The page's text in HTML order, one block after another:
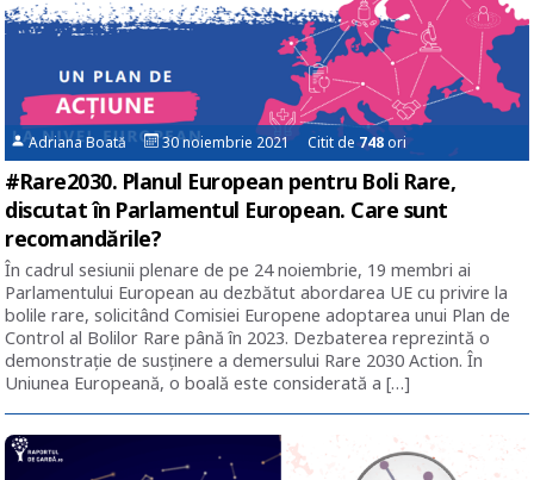
Adriana Boată 30 noiembrie 2021 Citit de748ori
#Rare2030. Planul European pentru Boli Rare,
discutat în Parlamentul European. Care sunt
recomandările?
În cadrul sesiunii plenare de pe 24 noiembrie, 19 membri ai
Parlamentului European au dezbătut abordarea UE cu privire la
bolile rare, solicitând Comisiei Europene adoptarea unui Plan de
Control al Bolilor Rare până în 2023. Dezbaterea reprezintă o
demonstrație de susținere a demersului Rare 2030 Action. În
Uniunea Europeană, o boală este considerată a […]